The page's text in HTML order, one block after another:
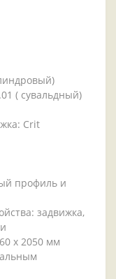
( сувальдный)
Crit
профиль и
задвижка,
x 2050 мм